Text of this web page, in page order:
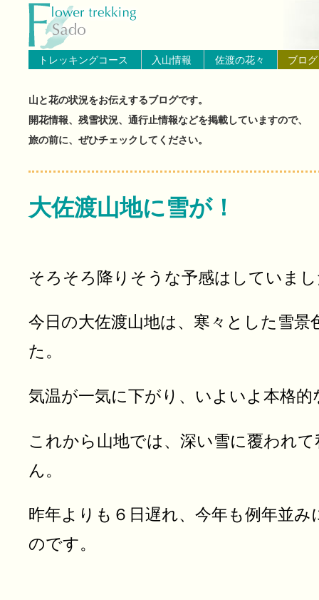
ブログ（佐渡島の山と花の状
トレッキングコース 入山情報 佐渡の花々 ブログ
山と花の状況をお伝えするブログです。
開花情報、残雪状況、通行止情報などを掲載していますので、
旅の前に、ぜひチェックしてください。
大佐渡山地に雪が！
そろそろ降りそうな予感はしていま
今日の大佐渡山地は、寒々とした雪
た。
気温が一気に下がり、いよいよ本格
これから山地では、深い雪に覆われ
ん。
昨年よりも６日遅れ、今年も例年並
のです。
トップページへ戻る